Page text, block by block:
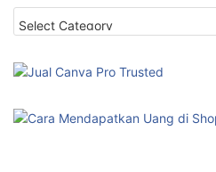
Categories